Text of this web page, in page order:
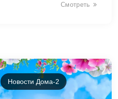
Смотреть
Новости Дома-2